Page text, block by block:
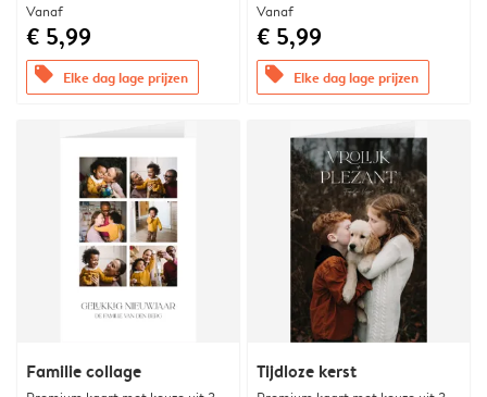
Vanaf
€ 5,99
offers Elke dag lage prijzen
Vanaf
€ 5,99
offers Elke dag lage prijzen
Familie collage Tijdloze kerst